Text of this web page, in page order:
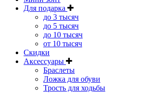
Для подарка
до 3 тысяч
до 5 тысяч
до 10 тысяч
от 10 тысяч
Скидки
Аксессуары
Браслеты
Ложка для обуви
Трость для ходьбы